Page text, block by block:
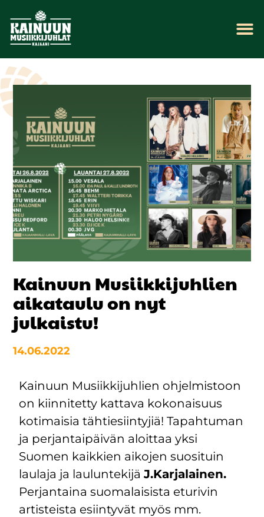
Kainuun Musiikkijuhlien
aikataulu on nyt
julkaistu!
14.06.2022
Kainuun Musiikkijuhlien ohjelmistoon
on kiinnitetty kattava kokonaisuus
kotimaisia tähtiesiintyjiä! Tapahtuman
ja perjantaipäivän aloittaa yksi
Suomen kaikkien aikojen suosituin
laulaja ja lauluntekijäJ.Karjalainen.
Perjantaina suomalaisista eturivin
artisteista esiintyvät myös mm.